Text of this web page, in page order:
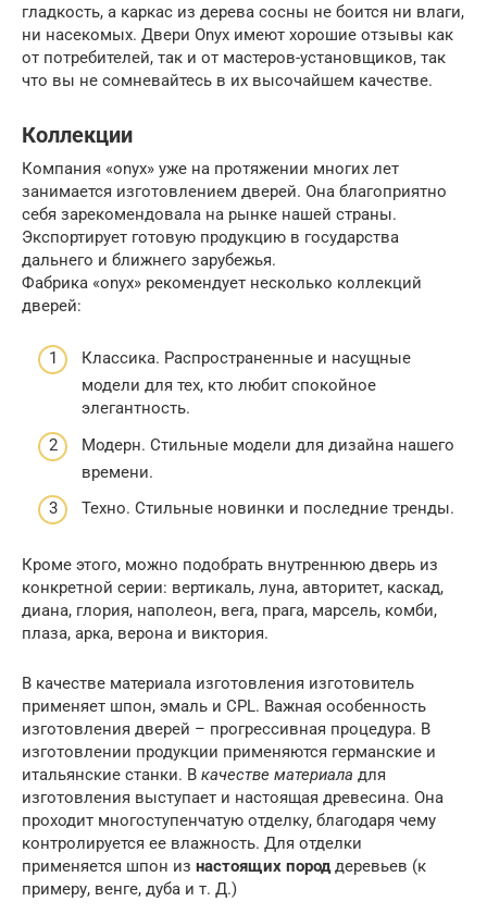
гладкость, а каркас из дерева сосны не боится ни влаги,
ни насекомых. Двери Onyx имеют хорошие отзывы как
от потребителей, так и от мастеров-установщиков, так
что вы не сомневайтесь в их высочайшем качестве.
Коллекции
Компания «onyx» уже на протяжении многих лет
занимается изготовлением дверей. Она благоприятно
себя зарекомендовала на рынке нашей страны.
Экспортирует готовую продукцию в государства
дальнего и ближнего зарубежья.
Фабрика «onyx» рекомендует несколько коллекций
дверей:
Классика. Распространенные и насущные
модели для тех, кто любит спокойное
элегантность.
Модерн. Стильные модели для дизайна нашего
времени.
Техно. Стильные новинки и последние тренды.
Кроме этого, можно подобрать внутреннюю дверь из
конкретной серии: вертикаль, луна, авторитет, каскад,
диана, глория, наполеон, вега, прага, марсель, комби,
плаза, арка, верона и виктория.
В качестве материала изготовления изготовитель
применяет шпон, эмаль и CPL. Важная особенность
изготовления дверей – прогрессивная процедура. В
изготовлении продукции применяются германские и
итальянские станки. В качестве материала для
изготовления выступает и настоящая древесина. Она
проходит многоступенчатую отделку, благодаря чему
контролируется ее влажность. Для отделки
применяется шпон из настоящих породдеревьев (к
примеру, венге, дуба и т. Д.)